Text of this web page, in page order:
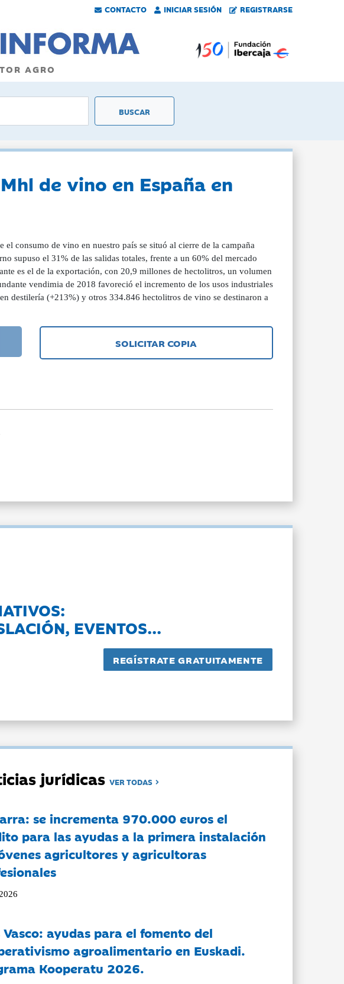
CONTACTO INICIAR SESIÓN REGISTRARSE
AGRO
de vino en España en
consumo de vino en nuestro país se situó al cierre de la campaña
supuso el 31% de las salidas totales, frente a un 60% del mercado
es el de la exportación, con 20,9 millones de hectolitros, un volumen
vendimia de 2018 favoreció el incremento de los usos industriales
destilería (+213%) y otros 334.846 hectolitros de vino se destinaron a
SOLICITAR COPIA
EVENTOS...
jurídicasVER TODAS
se incrementa 970.000 euros el
para las ayudas a la primera instalación
agricultores y agricultoras
Vasco: ayudas para el fomento del
agroalimentario en Euskadi.
Kooperatu 2026.